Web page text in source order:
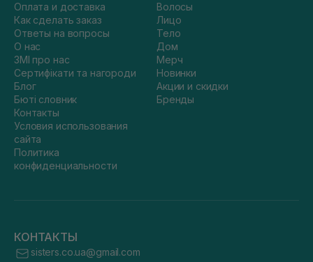
Оплата и доставка
Как сделать заказ
Ответы на вопросы
О нас
ЗМІ про нас
Сертифікати та нагороди
Блог
Бюті словник
Контакты
Условия использования
сайта
Политика
конфиденциальности
Волосы
Лицо
Тело
Дом
Мерч
Новинки
Акции и скидки
Бренды
КОНТАКТЫ
sisters.co.ua@gmail.com